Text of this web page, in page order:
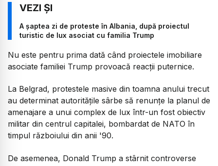
A șaptea zi de proteste în Albania, după proiectul
turistic de lux asociat cu familia Trump
Nu este pentru prima dată când proiectele imobiliare
asociate familiei Trump provoacă reacții puternice.
La Belgrad, protestele masive din toamna anului trecut
au determinat autoritățile sârbe să renunțe la planul de
amenajare a unui complex de lux într-un fost obiectiv
militar din centrul capitalei, bombardat de NATO în
timpul războiului din anii '90.
De asemenea, Donald Trump a stârnit controverse